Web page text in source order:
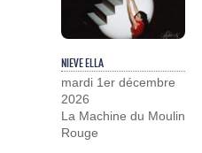
NIEVE ELLA
mardi 1er décembre
2026
La Machine du Moulin
Rouge